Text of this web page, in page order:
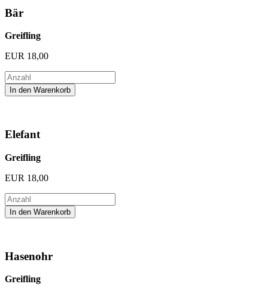
Bär
Greifling
EUR 18,00
Elefant
Greifling
EUR 18,00
Hasenohr
Greifling